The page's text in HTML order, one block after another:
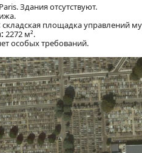
Здания отсутствуют.
складская площадка управлений
2272 м².
особых требований.